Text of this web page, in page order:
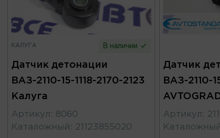
КАЛУГА В наличии
Датчик детонации
ВАЗ-2110-15-1118-2170-2123
Калуга
Артикул : 8060
Каталожный : 21123855020
Датчик
ВАЗ-2110-
Артикул :